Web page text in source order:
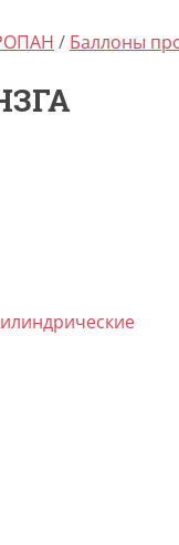
/ Баллоны